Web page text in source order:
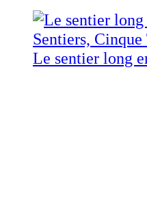
Le sentier long